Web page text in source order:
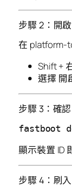
步驟 2：開
在 platform-
Shift +
選擇 開
步驟 3：確
顯示裝置 ID
步驟 4：刷